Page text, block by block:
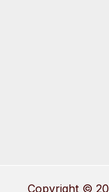
Copyright ©